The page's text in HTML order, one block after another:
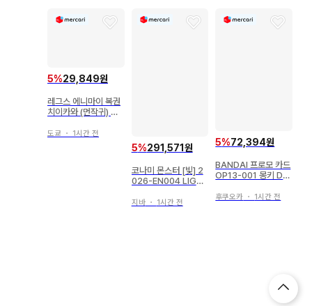
5%29,849원
레그스 에니마이 복권
치이카와 (먼작귀) 치
이카와&하치와레 파
도쿄 ・ 1시간 전
5%291,571원
코나미 몬스터 [빛] 2
026-EN004 LIGH
ALIANT [영문판] U
지바・ 1시간 전
5%72,394원
BANDAI 프로모 카드
OP13-001 몽키 D
L
후쿠오카 ・ 1시간 전